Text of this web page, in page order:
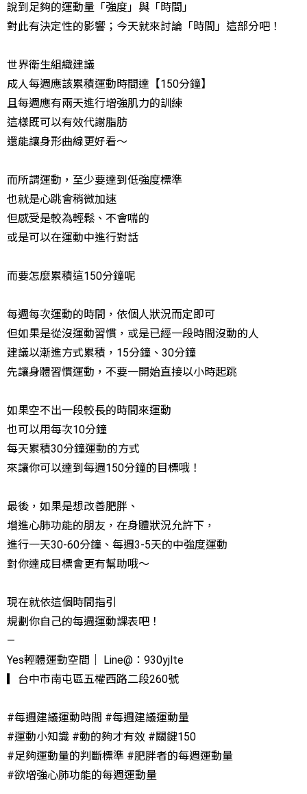
說到足夠的運動量「強度」與「時間」
對此有決定性的影響；今天就來討論「時間」這部分吧！
世界衛生組織建議
成人每週應該累積運動時間達【150分鐘】
且每週應有兩天進行增強肌力的訓練
這樣既可以有效代謝脂肪
還能讓身形曲線更好看～
而所謂運動，至少要達到低強度標準
也就是心跳會稍微加速
但感受是較為輕鬆、不會喘的
或是可以在運動中進行對話
而要怎麼累積這150分鐘呢
每週每次運動的時間，依個人狀況而定即可
但如果是從沒運動習慣，或是已經一段時間沒動的人
建議以漸進方式累積，15分鐘、30分鐘
先讓身體習慣運動，不要一開始直接以小時起跳
如果空不出一段較長的時間來運動
也可以用每次10分鐘
每天累積30分鐘運動的方式
來讓你可以達到每週150分鐘的目標哦！
最後，如果是想改善肥胖、
增進心肺功能的朋友，在身體狀況允許下，
進行一天30-60分鐘、每週3-5天的中強度運動
對你達成目標會更有幫助哦～
現在就依這個時間指引
規劃你自己的每週運動課表吧！
—
Yes輕體運動空間｜ Line@：930yjlte
▎台中市南屯區五權西路二段260號
#每週建議運動時間 #每週建議運動量
#運動小知識 #動的夠才有效 #關鍵150
#足夠運動量的判斷標準 #肥胖者的每週運動量
#欲增強心肺功能的每週運動量